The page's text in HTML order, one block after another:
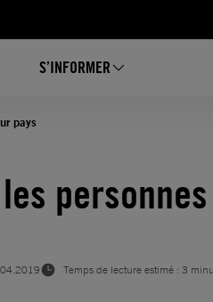
S’INFORMER
pays
Temps de lecture estimé : 3